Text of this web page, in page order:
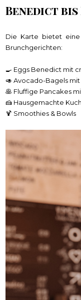
Benedict bis
Die Karte bietet eine
Brunchgerichten:
🍳 Eggs Benedict mit
🥑 Avocado-Bagels
🥞 Fluffige Pancakes
🍰 Hausgemachte
🍹 Smoothies & Bowls